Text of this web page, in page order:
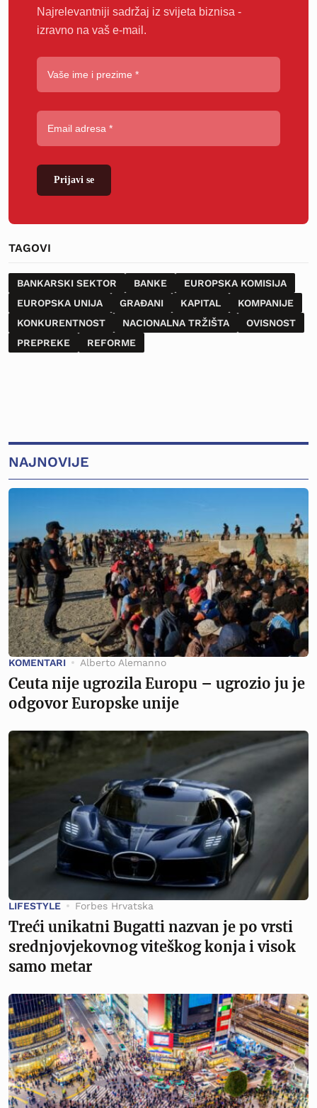
Najrelevantniji sadržaj iz svijeta biznisa -
izravno na vaš e-mail.
Prijavi se
TAGOVI
BANKARSKI SEKTOR BANKE
EUROPSKA KOMISIJA
EUROPSKA UNIJA
GRAĐANI KAPITAL
KOMPANIJE
KONKURENTNOST
NACIONALNA TRŽIŠTA
OVISNOST
PREPREKE
REFORME
NAJNOVIJE
KOMENTARI Alberto Alemanno
Ceuta nije ugrozila Europu – ugrozio ju je
odgovor Europske unije
LIFESTYLE Forbes Hrvatska
Treći unikatni Bugatti nazvan je po vrsti
srednjovjekovnog viteškog konja i visok
samo metar